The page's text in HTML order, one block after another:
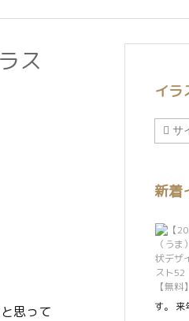
ス
思って
イラ
新着
す。 来